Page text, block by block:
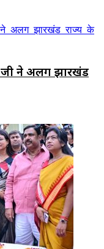
जी ने अलग झारखंड